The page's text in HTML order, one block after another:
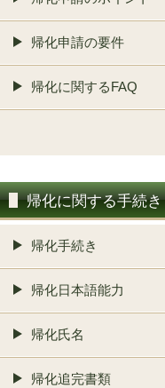
帰化申請の要件
帰化に関するFAQ
帰化に関する手続き
帰化手続き
帰化日本語能力
帰化氏名
帰化追完書類